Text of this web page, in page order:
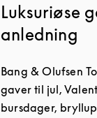
Luksuriøse
anledning
Bang & Olufsen
gaver til jul,
bursdager,